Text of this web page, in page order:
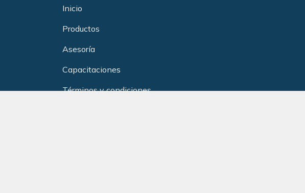
Inicio
Productos
Asesoría
Capacitaciones
Términos y condiciones